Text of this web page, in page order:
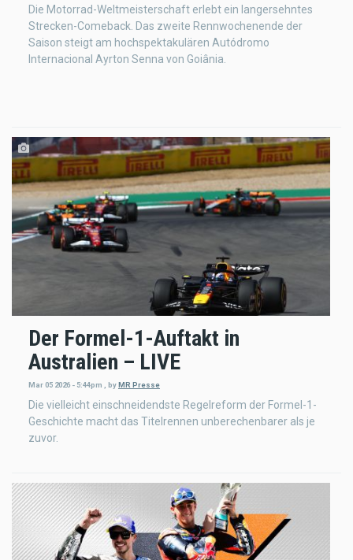
Die Motorrad-Weltmeisterschaft erlebt ein langersehntes
Strecken-Comeback. Das zweite Rennwochenende der
Saison steigt am hochspektakulären Autódromo
Internacional Ayrton Senna von Goiânia.
Der Formel-1-Auftakt in
Australien – LIVE
Mar 05 2026 - 5:44pm byMR Presse
Die vielleicht einschneidendste Regelreform der Formel-1-
Geschichte macht das Titelrennen unberechenbarer als je
zuvor.